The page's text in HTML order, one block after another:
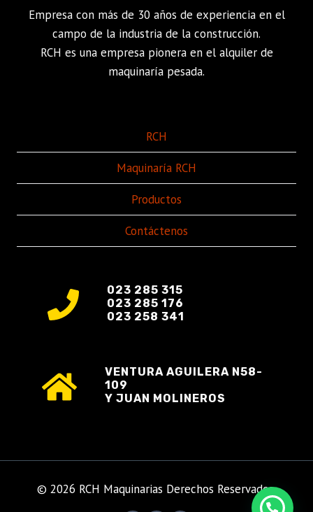
Empresa con más de 30 años de experiencia en el
campo de la industria de la construcción.
RCH es una empresa pionera en el alquiler de
maquinaría pesada.
RCH
Maquinaría RCH
Productos
Contáctenos
023 285 315
023 285 176
023 258 341
VENTURA AGUILERA N58-
109
Y JUAN MOLINEROS
© 2026 RCH Maquinarias Derechos Reservados.